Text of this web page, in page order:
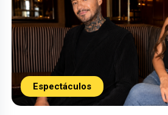
Espectáculos